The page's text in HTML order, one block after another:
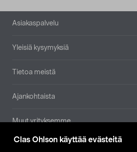
Clas Ohlson käyttää evästeitä
Alatunniste
Asiakaspalvelu
Yleisiä kysymyksiä
Tietoa meistä
Ajankohtaista
Muut yrityksemme
Etsi myymälä